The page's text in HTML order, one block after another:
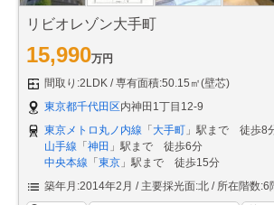
リビオレゾン大手町
15,990万円
間取り:2LDK
専有面積:50.15㎡(壁芯)
東京都千代田区内神田1丁目12-9
東京メトロ丸ノ内線 「 大手町 」駅まで 徒歩8
山手線 「 神田 」駅まで 徒歩6分
中央本線 「 東京 」駅まで 徒歩15分
築年月:2014年2月
主要採光面:北 所在階数:6